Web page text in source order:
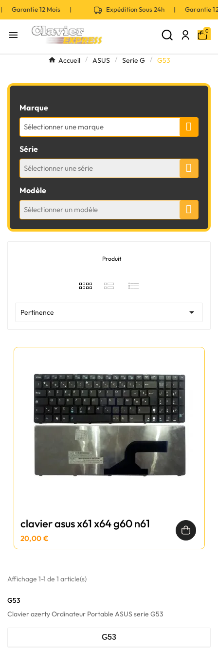
Garantie 12 Mois | Expédition Sous 24h | Garantie
 0
Accueil ASUS Serie G G53
Marque
Sélectionner une marque
Série
Sélectionner une série
Modèle
Sélectionner un modèle
Produit
Pertinence 
clavier asus x61 x64 g60 n61
20,00 €
Affichage 1-1 de 1 article(s)
G53
Clavier azerty Ordinateur Portable ASUS serie G53
G53